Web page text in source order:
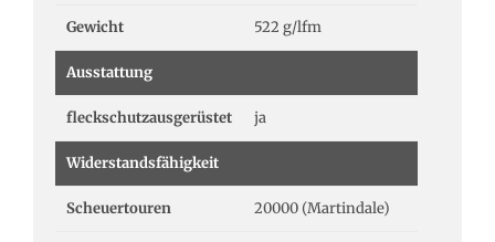
Gewicht 522 g/lfm
Ausstattung
fleckschutzausgerüstet ja
Widerstandsfähigkeit
Scheuertouren 20000 (Martindale)